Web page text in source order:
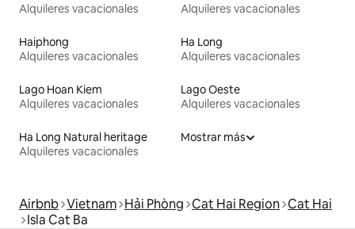
Alquileres vacacionales
Alquileres vacacionales
Haiphong
Alquileres vacacionales
Ha Long
Alquileres vacacionales
Lago Hoan Kiem
Alquileres vacacionales
Lago Oeste
Alquileres vacacionales
Ha Long Natural heritage
Alquileres vacacionales
Mostrar más
Airbnb Vietnam Hải Phòng Cat Hai Region Cat Hai
Isla Cat Ba